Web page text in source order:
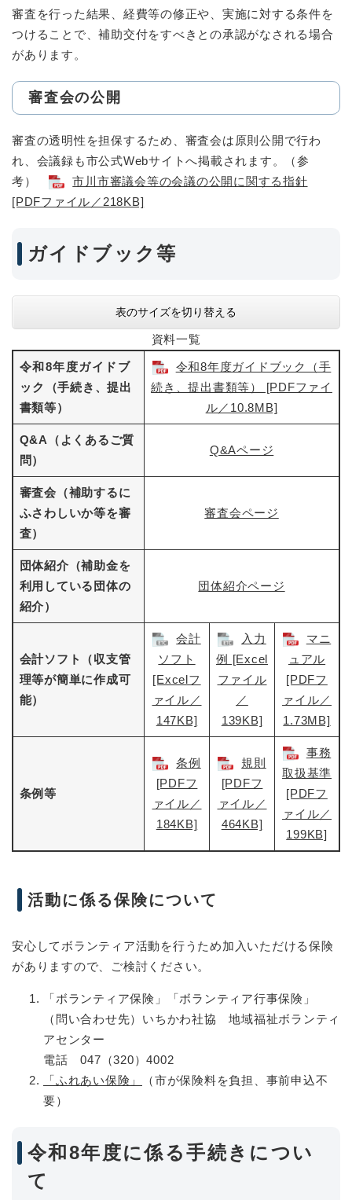
審査を行った結果、経費等の修正や、実施に対する条件を
つけることで、補助交付をすべきとの承認がなされる場合
があります。
審査会の公開
審査の透明性を担保するため、審査会は原則公開で行わ
れ、会議録も市公式Webサイトへ掲載されます。（参
考）
市川市審議会等の会議の公開に関する指針
[PDFファイル／218KB]
ガイドブック等
表のサイズを切り替える
資料一覧
令和8年度ガイドブ
ック
（手続き、提出
書類等）
令和8年度ガイドブック（手
続き、提出書類等） [PDFファイ
ル／10.8MB]
Q&A（よくあるご質
問）
Q&A​ページ
審査会（補助するに
ふさわしいか等を審
査）
審査会​ページ
団体紹介（補助金を
利用している団体の
紹介）
団体紹介​ページ
会計ソフト（収支管
理等が簡単に作成可
能）
会計
ソフト
[Excelフ
ァイル／
147KB]
入力
例 [Excel
ファイル
／
139KB]
マニ
ュアル
[PDFフ
ァイル／
1.73MB]
条例等
条例
[PDFフ
ァイル／
184KB]
規則
[PDFフ
ァイル／
464KB]
事務
取扱基準
[PDFフ
ァイル／
199KB]
活動に係る保険について
安心してボランティア活動を行うため加入いただける保険
がありますので、ご検討ください。
「ボランティア保険」「ボランティア行事保険」
（問い合わせ先）いちかわ社協 地域福祉ボランティ
アセンター
電話 047（320）4002
「ふれあい保険」
（市が保険料を負担、事前申込不
要）
令和8年度に係る手続きについ
て